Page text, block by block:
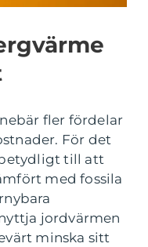
fler fördelar
För det
till att
med fossila
jordvärmen
minska sitt